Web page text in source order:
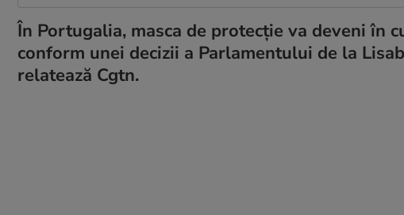
În Portugalia, masca de protecție va deveni în
conform unei decizii a Parlamentului de la
relatează Cgtn.